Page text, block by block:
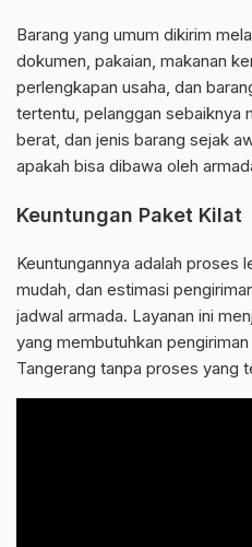
Barang yang umum dikirim
dokumen, pakaian, makanan
perlengkapan usaha, dan
tertentu, pelanggan sebaiknya
berat, dan jenis barang sejak
apakah bisa dibawa oleh
Keuntungan Paket Kilat
Keuntungannya adalah proses
mudah, dan estimasi
jadwal armada. Layanan ini
yang membutuhkan
Tangerang tanpa proses yang